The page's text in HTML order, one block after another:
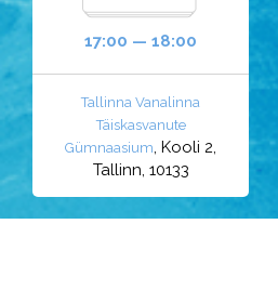
17:00 — 18:00
Tallinna Vanalinna
Täiskasvanute
Gümnaasium, Kooli 2,
Tallinn, 10133